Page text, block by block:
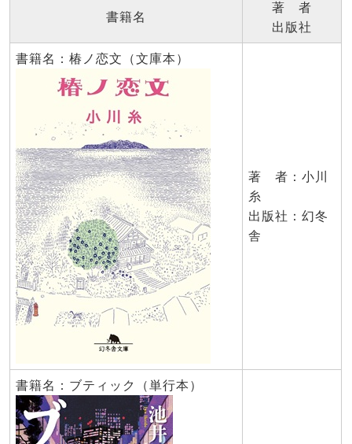
書籍名
著 者
出版社
書籍名：椿ノ恋文（文庫本）
著 者：小川
糸
出版社：幻冬
舎
書籍名：ブティック（単行本）